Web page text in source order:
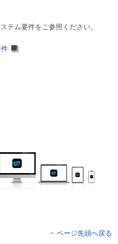
テム要件をご参照ください。
ページ先頭へ戻る